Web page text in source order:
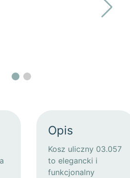
Opis
Kosz uliczny 03.057
to elegancki i
funkcjonalny